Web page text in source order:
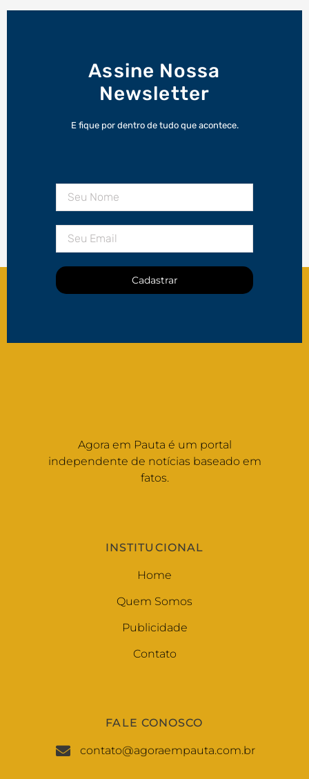
Assine Nossa
Newsletter
E fique por dentro de tudo que acontece.
Cadastrar
Agora em Pauta é um portal
independente de notícias baseado em
fatos.
INSTITUCIONAL
Home
Quem Somos
Publicidade
Contato
FALE CONOSCO
contato@agoraempauta.com.br